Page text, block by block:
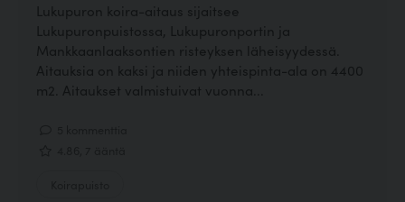
Lukupuron koira-aitaus sijaitsee
Lukupuronpuistossa, Lukupuronportin ja
Mankkaanlaaksontien risteyksen läheisyydessä.
Aitauksia on kaksi ja niiden yhteispinta-ala on 4400
m2. Aitaukset valmistuivat vuonna...